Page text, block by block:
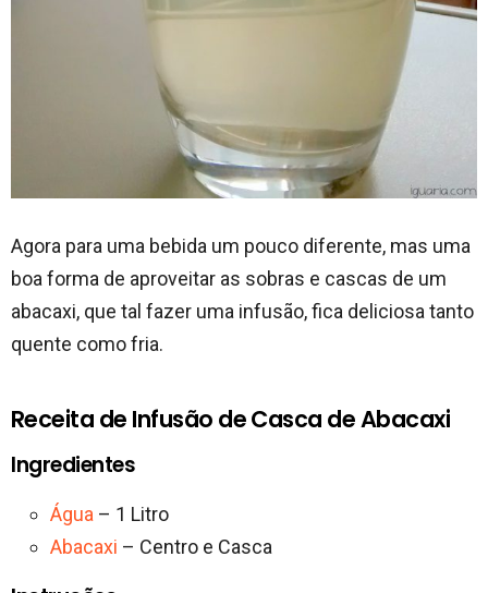
Agora para uma bebida um pouco diferente, mas uma
boa forma de aproveitar as sobras e cascas de um
abacaxi, que tal fazer uma infusão, fica deliciosa tanto
quente como fria.
Receita de Infusão de Casca de Abacaxi
Ingredientes
Água – 1 Litro
Abacaxi – Centro e Casca